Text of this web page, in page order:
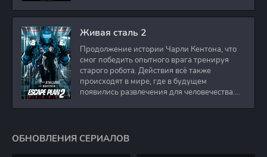
Живая сталь 2
Продолжение истории Чарли Кентона, что
смог победить опытного врага тренируя
старого робота. Действия всё также
происходят в мире, где в будущем
появились развлечения для человечества.
ОБНОВЛЕНИЯ СЕРИАЛОВ